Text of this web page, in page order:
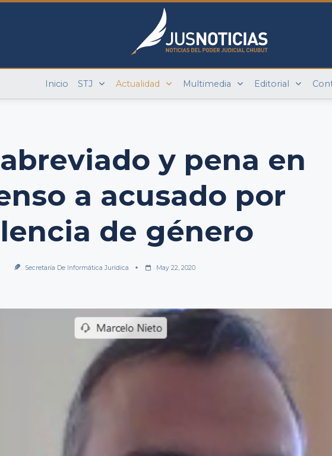
Inicio STJ Actualidad Multimedia Editorial
y pena en
a acusado por
de género
Secretaría De Informática Jurídica May 22, 2020